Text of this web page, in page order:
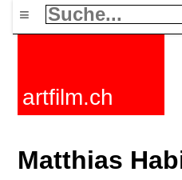
≡
artfilm.ch
Matthias